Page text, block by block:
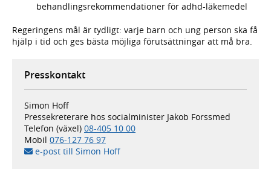
behandlingsrekommendationer för adhd-läkemedel
Regeringens mål är tydligt: varje barn och ung person ska få
hjälp i tid och ges bästa möjliga förutsättningar att må bra.
Presskontakt
Simon Hoff
Pressekreterare hos socialminister Jakob Forssmed
Telefon (växel) 08-405 10 00
Mobil 076-127 76 97
e-post till Simon Hoff